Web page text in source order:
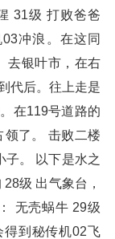
31级 打败爸爸
冲浪。在这同
去银叶市，在右
代后。往上走是
在119号道路的
领了。 击败二楼
子。 以下是水之
级 出气象台，
无壳蜗牛 29级
到秘传机02飞